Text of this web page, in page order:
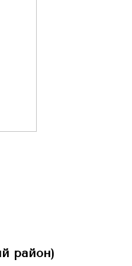
район)